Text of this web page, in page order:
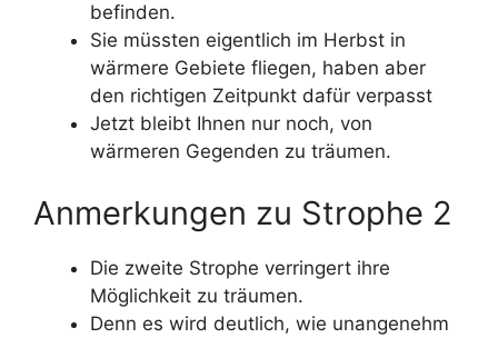
befinden.
Sie müssten eigentlich im Herbst in
wärmere Gebiete fliegen, haben aber
den richtigen Zeitpunkt dafür verpasst
Jetzt bleibt Ihnen nur noch, von
wärmeren Gegenden zu träumen.
Anmerkungen zu Strophe 2
Die zweite Strophe verringert ihre
Möglichkeit zu träumen.
Denn es wird deutlich, wie unangenehm